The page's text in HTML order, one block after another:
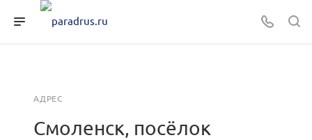
АДРЕС
Смоленск, посёлок